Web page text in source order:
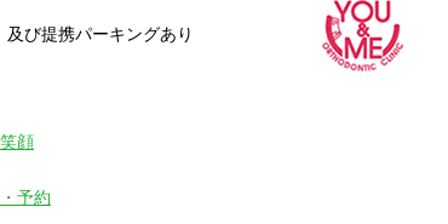
び提携パーキングあり
顔
予約